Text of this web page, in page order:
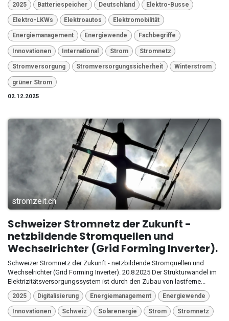
2025 Batteriespeicher Deutschland Elektro-Busse
Elektro-LKWs Elektroautos Elektromobilität
Energiemanagement Energiewende Fachbegriffe
Innovationen International Strom Stromnetz
Stromversorgung Stromversorgungssicherheit Winterstrom
grüner Strom
02.12.2025
stromzeit.ch
Schweizer Stromnetz der Zukunft -
netzbildende Stromquellen und
Wechselrichter (Grid Forming Inverter).
Schweizer Stromnetz der Zukunft - netzbildende Stromquellen und
Wechselrichter (Grid Forming Inverter). 20.8.2025 Der Strukturwandel im
Elektrizitätsversorgungssystem ist durch den Zubau von lastferne...
2025 Digitalisierung Energiemanagement Energiewende
Innovationen Schweiz Solarenergie Strom Stromnetz